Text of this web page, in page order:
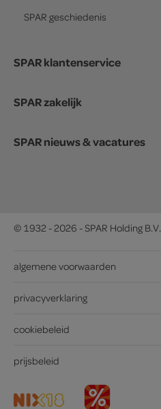
SPAR geschiedenis
SPAR klantenservice
SPAR zakelijk
SPAR nieuws & vacatures
© 1932 - 2026 - SPAR Holding B.V.
algemene voorwaarden
privacyverklaring
cookiebeleid
prijsbeleid